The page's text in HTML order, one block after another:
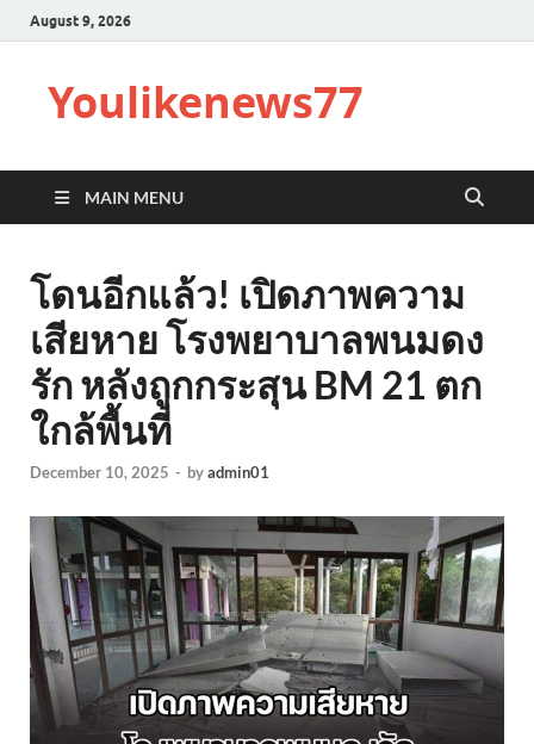
August 9, 2026
Youlikenews77
MAIN MENU
โดนอีกแล้ว! เปิดภาพความ
เสียหาย โรงพยาบาลพนมดง
รัก หลังถูกกระสุน BM 21 ตก
ใกล้พื้นที่
December 10, 2025 - byadmin01